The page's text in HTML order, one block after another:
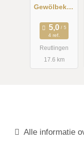
Gewölbekell
4 ref.
Reutlingen
17.6 km
Alle informatie